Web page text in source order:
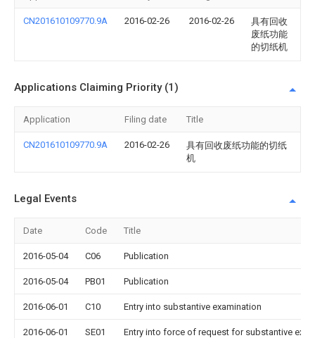
CN201610109770.9A 2016-02-26 2016-02-26
具有回收
废纸功能
的切纸机
Applications Claiming Priority (1)
Application Filing date Title
CN201610109770.9A 2016-02-26
具有回收废纸功能的切纸
机
Legal Events
Date Code Title
2016-05-04 C06 Publication
2016-05-04 PB01 Publication
2016-06-01 C10 Entry into substantive examination
2016-06-01 SE01 Entry into force of request for substantive